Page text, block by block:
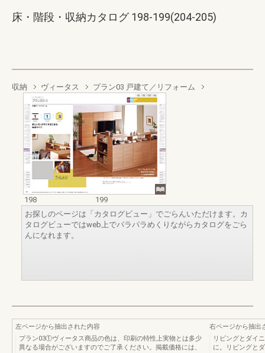
床・階段・収納カタログ 198-199(204-205)
収納 ヴィータス プラン03 戸建て／リフォーム
198
199
お探しのページは「カタログビュー」でごらんいただけます。カ
タログビューではweb上でパラパラめくりながらカタログをごら
んになれます。
左ページから抽出された内容
プラン03①ヴィータス商品の色は、印刷の特性上実物とは多少
異なる場合がございますのでご了承ください。掲載価格には、
右ページから抽出
リビングとダイ
に。リビングと